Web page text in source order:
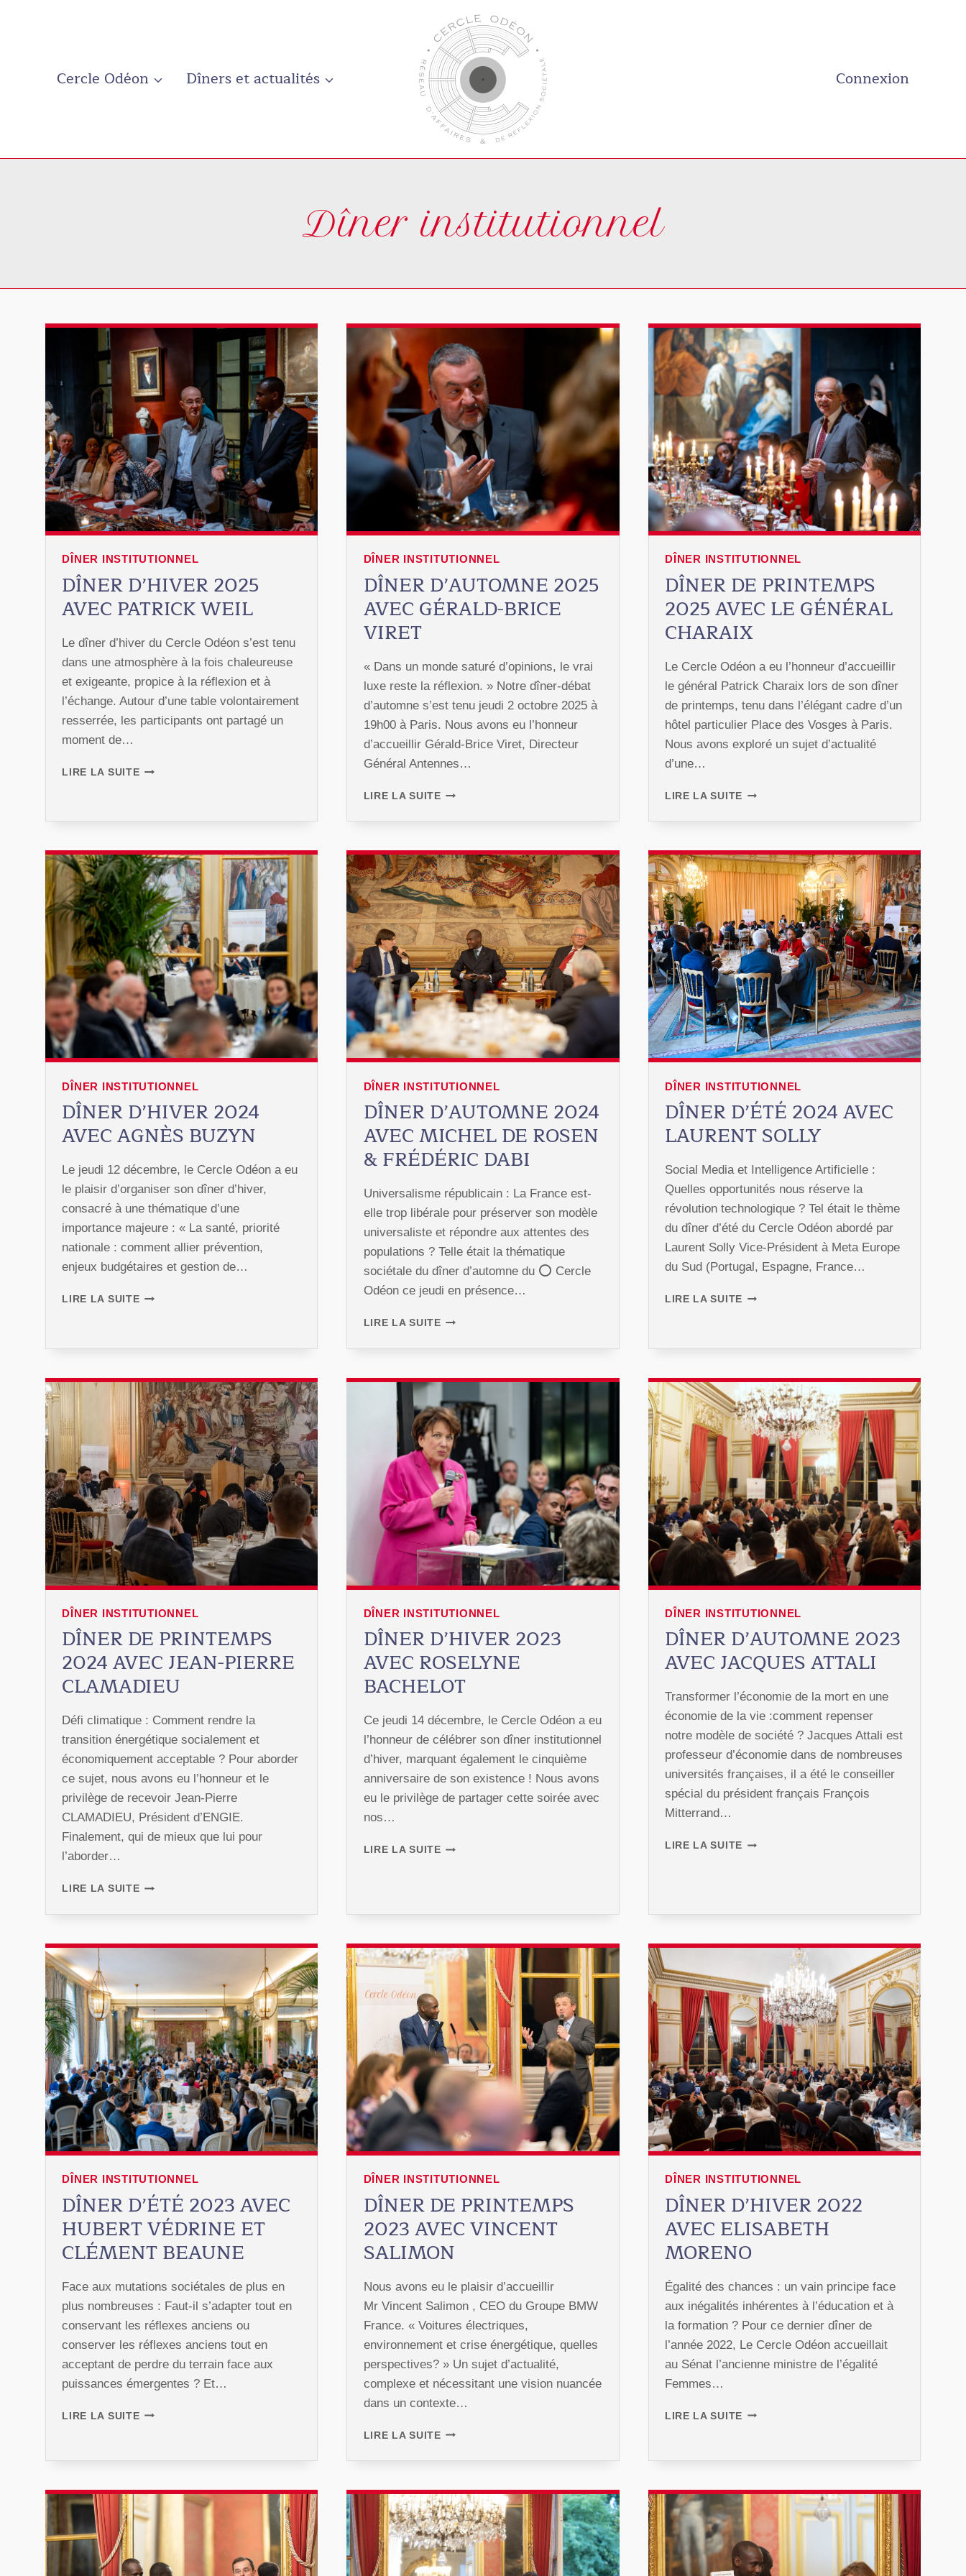
Cercle Odéon Dîners et actualités Connexion
Dîner institutionnel
DÎNER INSTITUTIONNEL
DÎNER D’HIVER 2025
AVEC PATRICK WEIL
Le dîner d’hiver du Cercle Odéon s’est tenu
dans une atmosphère à la fois chaleureuse
et exigeante, propice à la réflexion et à
l’échange. Autour d’une table volontairement
resserrée, les participants ont partagé un
moment de…
LIRE LA SUITEDÎNER
DÎNER INSTITUTIONNEL
DÎNER D’AUTOMNE 2025
AVEC GÉRALD-BRICE
VIRET
« Dans un monde saturé d’opinions, le vrai
luxe reste la réflexion. » Notre dîner-débat
d’automne s’est tenu jeudi 2 octobre 2025 à
19h00 à Paris. Nous avons eu l’honneur
d’accueillir Gérald-Brice Viret, Directeur
Général Antennes…
LIRE LA SUITEDÎNER
GÉRALD-
BRICE
VIRET
DÎNER INSTITUTIONNEL
DÎNER DE PRINTEMPS
2025 AVEC LE GÉNÉRAL
CHARAIX
Le Cercle Odéon a eu l’honneur d’accueillir
le général Patrick Charaix lors de son dîner
de printemps, tenu dans l’élégant cadre d’un
hôtel particulier Place des Vosges à Paris.
Nous avons exploré un sujet d’actualité
d’une…
LIRE LA SUITEDÎNER
AVEC
LE
GÉNÉRAL
CHARAIX
DÎNER INSTITUTIONNEL
DÎNER D’HIVER 2024
AVEC AGNÈS BUZYN
Le jeudi 12 décembre, le Cercle Odéon a eu
le plaisir d’organiser son dîner d’hiver,
consacré à une thématique d’une
importance majeure : « La santé, priorité
nationale : comment allier prévention,
enjeux budgétaires et gestion de…
LIRE LA SUITEDÎNER
DÎNER INSTITUTIONNEL
DÎNER D’AUTOMNE 2024
AVEC MICHEL DE ROSEN
& FRÉDÉRIC DABI
Universalisme républicain : La France est-
elle trop libérale pour préserver son modèle
universaliste et répondre aux attentes des
populations ? Telle était la thématique
sociétale du dîner d’automne du ⭕️ Cercle
Odéon ce jeudi en présence…
LIRE LA SUITEDÎNER
MICHEL
ROSEN
&
FRÉDÉRIC
DABI
DÎNER INSTITUTIONNEL
DÎNER D’ÉTÉ 2024 AVEC
LAURENT SOLLY
Social Media et Intelligence Artificielle :
Quelles opportunités nous réserve la
révolution technologique ? Tel était le thème
du dîner d’été du Cercle Odéon abordé par
Laurent Solly Vice-Président à Meta Europe
du Sud (Portugal, Espagne, France…
LIRE LA SUITEDÎNER
DÎNER INSTITUTIONNEL
DÎNER DE PRINTEMPS
2024 AVEC JEAN-PIERRE
CLAMADIEU
Défi climatique : Comment rendre la
transition énergétique socialement et
économiquement acceptable ? Pour aborder
ce sujet, nous avons eu l’honneur et le
privilège de recevoir Jean-Pierre
CLAMADIEU, Président d’ENGIE.
Finalement, qui de mieux que lui pour
l’aborder…
LIRE LA SUITEDÎNER
AVEC
CLAMADIEU
DÎNER INSTITUTIONNEL
DÎNER D’HIVER 2023
AVEC ROSELYNE
BACHELOT
Ce jeudi 14 décembre, le Cercle Odéon a eu
l’honneur de célébrer son dîner institutionnel
d’hiver, marquant également le cinquième
anniversaire de son existence ! Nous avons
eu le privilège de partager cette soirée avec
nos…
LIRE LA SUITEDÎNER
DÎNER INSTITUTIONNEL
DÎNER D’AUTOMNE 2023
AVEC JACQUES ATTALI
Transformer l’économie de la mort en une
économie de la vie :comment repenser
notre modèle de société ? Jacques Attali est
professeur d’économie dans de nombreuses
universités françaises, il a été le conseiller
spécial du président français François
Mitterrand…
LIRE LA SUITEDÎNER
DÎNER INSTITUTIONNEL
DÎNER D’ÉTÉ 2023 AVEC
HUBERT VÉDRINE ET
CLÉMENT BEAUNE
Face aux mutations sociétales de plus en
plus nombreuses : Faut-il s’adapter tout en
conservant les réflexes anciens ou
conserver les réflexes anciens tout en
acceptant de perdre du terrain face aux
puissances émergentes ? Et…
LIRE LA SUITEDÎNER
VÉDRINE
CLÉMENT
DÎNER INSTITUTIONNEL
DÎNER DE PRINTEMPS
2023 AVEC VINCENT
SALIMON
Nous avons eu le plaisir d’accueillir
Mr Vincent Salimon , CEO du Groupe BMW
France. « Voitures électriques,
environnement et crise énergétique, quelles
perspectives? » Un sujet d’actualité,
complexe et nécessitant une vision nuancée
dans un contexte…
LIRE LA SUITEDÎNER
AVEC
VINCENT
SALIMON
DÎNER INSTITUTIONNEL
DÎNER D’HIVER 2022
AVEC ELISABETH
MORENO
Égalité des chances : un vain principe face
aux inégalités inhérentes à l’éducation et à
la formation ? Pour ce dernier dîner de
l’année 2022, Le Cercle Odéon accueillait
au Sénat l’ancienne ministre de l’égalité
Femmes…
LIRE LA SUITEDÎNER
MORENO